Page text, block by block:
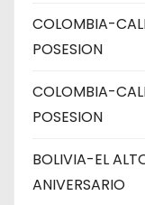
COLOMBIA-
POSESION
COLOMBIA-
POSESION
BOLIVIA-EL
ANIVERSARIO